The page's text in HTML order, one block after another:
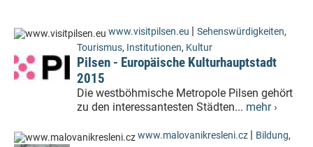
www.visitpilsen.eu | Sehenswürdigkeiten,
Tourismus, Institutionen, Kultur
Pilsen - Europäische Kulturhauptstadt
2015
Die westböhmische Metropole Pilsen gehört
zu den interessantesten Städten... mehr ›
www.malovanikresleni.cz | Bildung,